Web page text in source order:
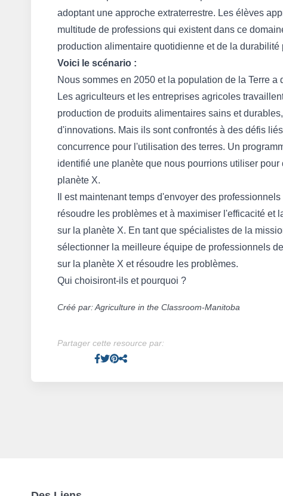
adoptant une approche extraterrestre. Les élèves
multitude de professions qui existent dans ce
production alimentaire quotidienne et de la
Voici le scénario :
Nous sommes en 2050 et la population de la Terre
Les agriculteurs et les entreprises agricoles
production de produits alimentaires sains et
d'innovations. Mais ils sont confrontés à des défis
concurrence pour l'utilisation des terres. Un
identifié une planète que nous pourrions utiliser pour
planète X.
Il est maintenant temps d'envoyer des
résoudre les problèmes et à maximiser l'efficacité et
sur la planète X. En tant que spécialistes de la
sélectionner la meilleure équipe de professionnels
sur la planète X et résoudre les problèmes.
Qui choisiront-ils et pourquoi ?
Créé par: Agriculture in the Classroom-Manitoba
Partager cette resource par:
Facebook
Twitter
Pinterest
Facebook